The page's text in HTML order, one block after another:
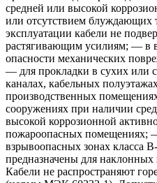
средней или высокой
или отсутствием блуждающих
эксплуатации кабели не
растягивающим усилиям; — в
опасности механических
— для прокладки в сухих или
каналах, кабельных
производственных
сооружениях при наличии
высокой коррозионной
пожароопасных помещениях;
взрывоопасных зонах класса
предназначены для наклонных
Кабели не распространяют